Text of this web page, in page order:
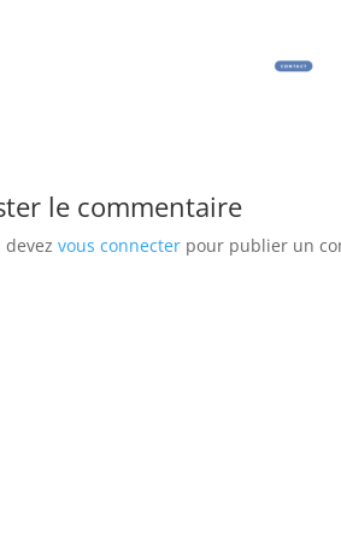
le commentaire
devezvous connecter pour publier un